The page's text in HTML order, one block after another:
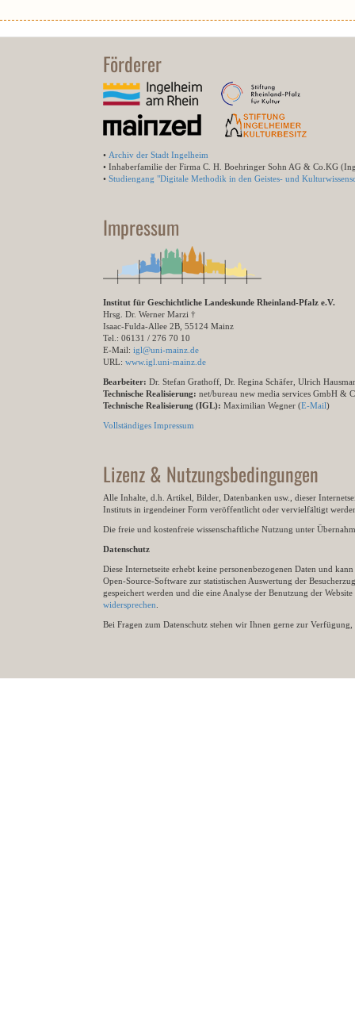
Förderer
• Archiv der Stadt Ingelheim
• Inhaberfamilie der Firma C. H. Boehringer Sohn AG & Co.KG
• Studiengang "Digitale Methodik in den Geistes- und
Impressum
Institut für Geschichtliche Landeskunde Rheinland-Pfalz e.V.
Hrsg. Dr. Werner Marzi †
Isaac-Fulda-Allee 2B, 55124 Mainz
Tel.: 06131 / 276 70 10
E-Mail: igl@uni-mainz.de
URL: www.igl.uni-mainz.de
Bearbeiter: Dr. Stefan Grathoff, Dr. Regina Schäfer, Ulrich
Technische Realisierung: net/bureau new media services GmbH &
Technische Realisierung (IGL): Maximilian Wegner (E-Mail)
Vollständiges Impressum
Lizenz & Nutzungsbedingungen
Alle Inhalte, d.h. Artikel, Bilder, Datenbanken usw., dieser
Instituts in irgendeiner Form veröffentlicht oder vervielfältigt
Die freie und kostenfreie wissenschaftliche Nutzung unter
Datenschutz
Diese Internetseite erhebt keine personenbezogenen Daten und
Open-Source-Software zur statistischen Auswertung der
gespeichert werden und die eine Analyse der Benutzung der
widersprechen
Bei Fragen zum Datenschutz stehen wir Ihnen gerne zur